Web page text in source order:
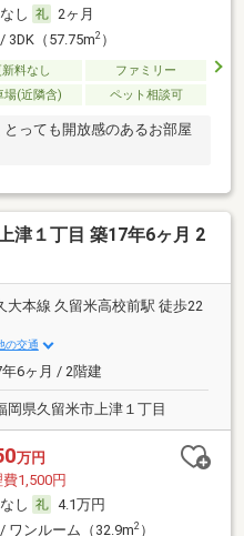
なし
2ヶ月
3DK（57.75m2）
料なし
ファミリー
場(近隣含) ペット相談可
っても開放感のあるお部屋
津１丁目 築17年6ヶ月 2
大本線 久留米高校前駅 徒歩22
の交通
6ヶ月 / 2階建
岡県久留米市上津１丁目
万円
1,500円
なし
4.1万円
ワンルーム（32.9m2）